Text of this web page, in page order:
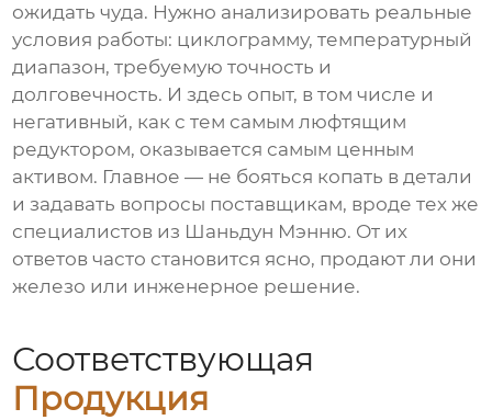
ожидать чуда. Нужно анализировать реальные
условия работы: циклограмму, температурный
диапазон, требуемую точность и
долговечность. И здесь опыт, в том числе и
негативный, как с тем самым люфтящим
редуктором, оказывается самым ценным
активом. Главное — не бояться копать в детали
и задавать вопросы поставщикам, вроде тех же
специалистов из Шаньдун Мэнню. От их
ответов часто становится ясно, продают ли они
железо или инженерное решение.
Соответствующая
Продукция